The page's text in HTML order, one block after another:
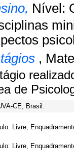
Nível:
,
de
CE, Brasil.
Livre,
Livre,